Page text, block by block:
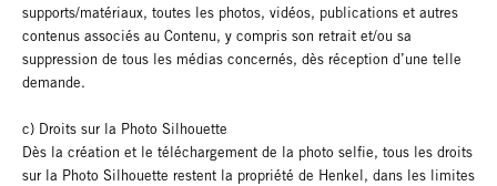
supports/matériaux, toutes les photos, vidéos, publications et autres
contenus associés au Contenu, y compris son retrait et/ou sa
suppression de tous les médias concernés, dès réception d’une telle
demande.
c) Droits sur la Photo Silhouette
Dès la création et le téléchargement de la photo selfie, tous les droits
sur la Photo Silhouette restent la propriété de Henkel, dans les limites